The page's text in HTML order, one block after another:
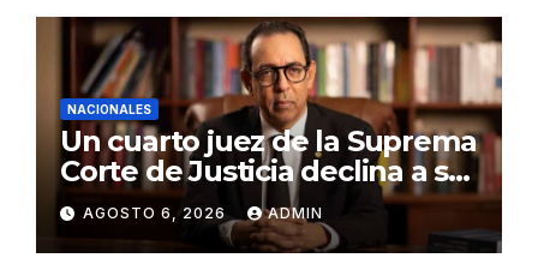
NACIONALES
Un cuarto juez de la Suprema
Corte de Justicia declina a ser
evaluado por el CNM
AGOSTO 6, 2026 ADMIN